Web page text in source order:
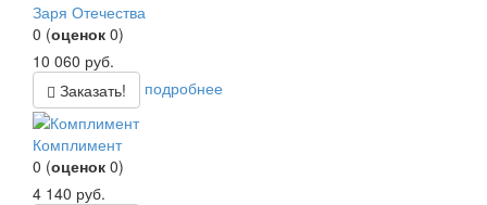
Заря Отечества
0 (оценок 0)
10 060 руб.
Заказать!
подробнее
Комплимент
0 (оценок 0)
4 140 руб.